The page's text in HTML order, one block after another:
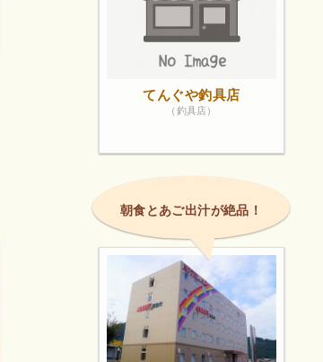
てんぐや釣具店
（釣具店）
朝食とあご出汁が絶品！